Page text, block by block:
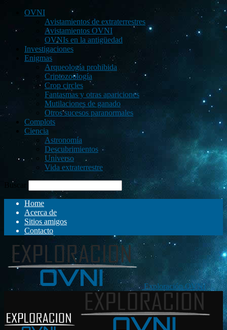
OVNI
Avistamientos de extraterrestres
Avistamientos OVNI
OVNIs en la antigüedad
Investigaciones
Enigmas
Arqueología prohibida
Criptozoología
Crop circles
Fantasmas y otras apariciones
Mutilaciones de ganado
Otros sucesos paranormales
Complots
Ciencia
Astronomía
Descubrimientos
Universo
Vida extraterrestre
Buscar
Home
Acerca de
Sitios amigos
Contacto
Exploración OVNI